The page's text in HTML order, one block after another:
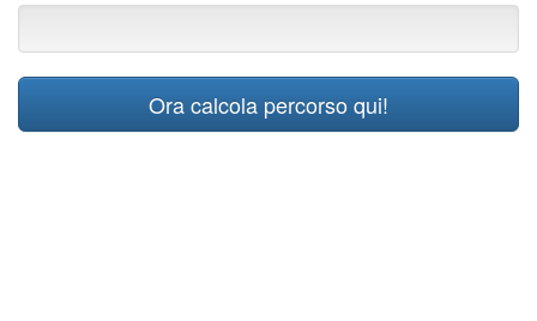
Ora calcola percorso qui!